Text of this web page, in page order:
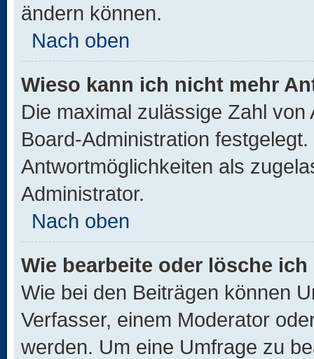
ändern können.
Nach oben
Wieso kann ich nicht mehr
Die maximal zulässige Zahl
Board-Administration
Antwortmöglichkeiten als
Administrator.
Nach oben
Wie bearbeite oder lösche
Wie bei den Beiträgen können
Verfasser, einem Moderator
werden. Um eine Umfrage zu